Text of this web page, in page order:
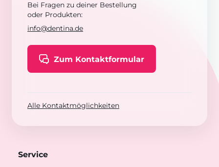
Bei Fragen zu deiner Bestellung
oder Produkten:
info@dentina.de
Zum Kontaktformular
Alle Kontaktmöglichkeiten
Service